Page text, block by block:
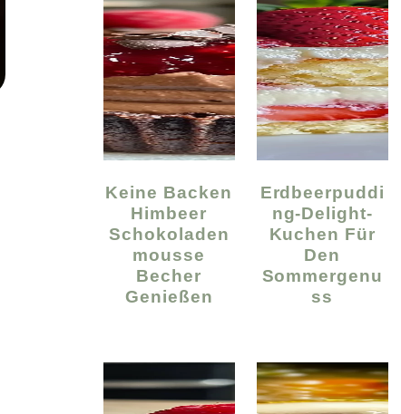
Keine Backen
Himbeer
Schokoladen
Mousse
Becher
Genießen
Erdbeerpuddi
Ng-Delight-
Kuchen Für
Den
Sommergenu
Ss